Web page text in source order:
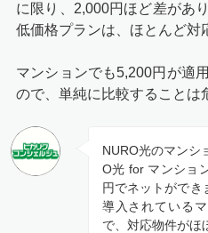
に限り、2,000円ほど差があ
低価格プランは、ほとんど対
マンションでも5,200円が適
ので、単純に比較することは
NURO光のマンシ
O光 for マンショ
円でネットができ
導入されている
で、対応物件がほ